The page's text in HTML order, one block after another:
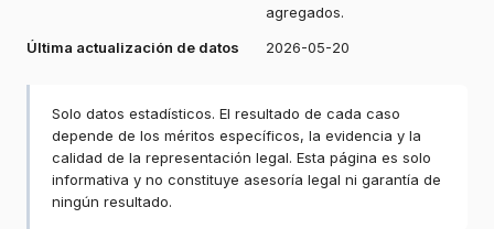
agregados.
Última actualización de datos
2026-05-20
Solo datos estadísticos. El resultado de cada caso
depende de los méritos específicos, la evidencia y la
calidad de la representación legal. Esta página es solo
informativa y no constituye asesoría legal ni garantía de
ningún resultado.